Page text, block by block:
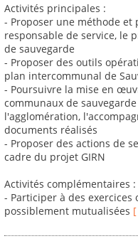
Activités principales :
- Proposer une méthode et
responsable de service, le
de sauvegarde
- Proposer des outils
plan intercommunal de
- Poursuivre la mise en
communaux de
l'agglomération,
documents réalisés
- Proposer des actions de
cadre du projet GIRN
Activités complémentaires :
- Participer à des
possiblement mutualisées